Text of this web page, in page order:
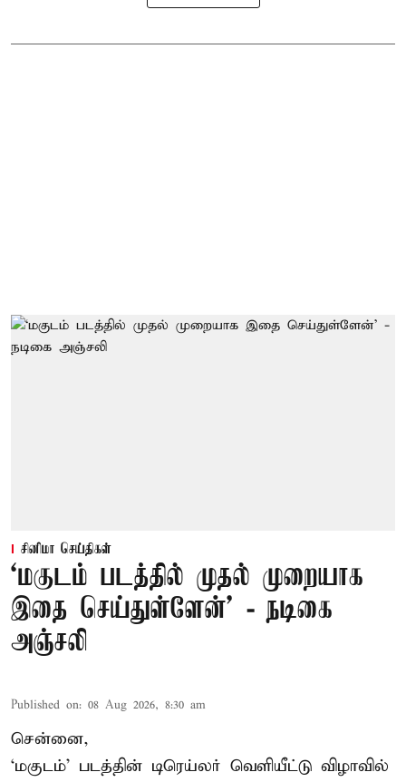
சினிமா செய்திகள்
‘மகுடம் படத்தில் முதல் முறையாக
இதை செய்துள்ளேன்’ - நடிகை
அஞ்சலி
Published on: 08 Aug 2026, 8:30 am
சென்னை,
‘மகுடம்’ படத்தின் டிரெய்லர் வெளியீட்டு விழாவில்